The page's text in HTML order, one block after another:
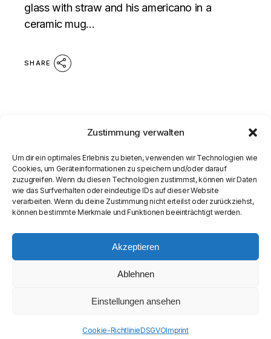
Zustimmung verwalten
Um dir ein optimales Erlebnis zu bieten, verwenden wir Technologien wie
Cookies, um Geräteinformationen zu speichern und/oder darauf
zuzugreifen. Wenn du diesen Technologien zustimmst, können wir Daten
wie das Surfverhalten oder eindeutige IDs auf dieser Website
verarbeiten. Wenn du deine Zustimmung nicht erteilst oder zurückziehst,
können bestimmte Merkmale und Funktionen beeinträchtigt werden.
Akzeptieren
Ablehnen
Einstellungen ansehen
Cookie-RichtlinieDSGVOImprint
glass with straw and his americano in a
ceramic mug…
SHARE